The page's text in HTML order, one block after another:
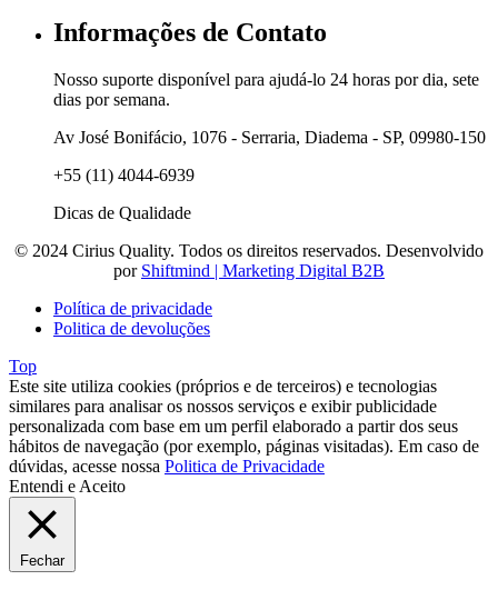
Informações de Contato
Nosso suporte disponível para ajudá-lo 24 horas por dia, sete
dias por semana.
Av José Bonifácio, 1076 - Serraria, Diadema - SP, 09980-150
+55 (11) 4044-6939
Dicas de Qualidade
© 2024 Cirius Quality. Todos os direitos reservados. Desenvolvido
por Shiftmind | Marketing Digital B2B
Política de privacidade
Politica de devoluções
Top
Este site utiliza cookies (próprios e de terceiros) e tecnologias
similares para analisar os nossos serviços e exibir publicidade
personalizada com base em um perfil elaborado a partir dos seus
hábitos de navegação (por exemplo, páginas visitadas). Em caso de
dúvidas, acesse nossa Politica de Privacidade
Entendi e Aceito
Fechar